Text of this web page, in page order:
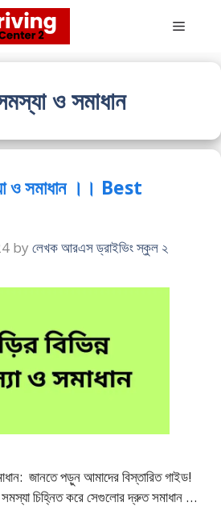
Menu
ও সমাধান
ও সমাধান ।। Best
by লেখক আরএস ড্রাইভিং স্কুল ২
জানতে পড়ুন আমাদের বিস্তারিত গাইড!
সমস্যা চিহ্নিত করে সেগুলোর দ্রুত সমাধান …